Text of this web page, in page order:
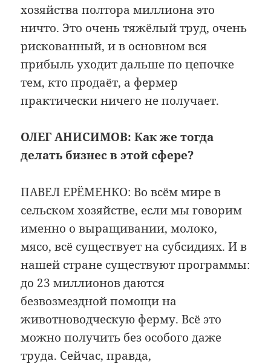
хозяйства полтора миллиона это
ничто. Это очень тяжёлый труд, очень
рискованный, и в основном вся
прибыль уходит дальше по цепочке
тем, кто продаёт, а фермер
практически ничего не получает.
ОЛЕГ АНИСИМОВ: Как же тогда
делать бизнес в этой сфере?
ПАВЕЛ ЕРЁМЕНКО: Во всём мире в
сельском хозяйстве, если мы говорим
именно о выращивании, молоко,
мясо, всё существует на субсидиях. И в
нашей стране существуют программы:
до 23 миллионов даются
безвозмездной помощи на
животноводческую ферму. Всё это
можно получить без особого даже
труда. Сейчас, правда,